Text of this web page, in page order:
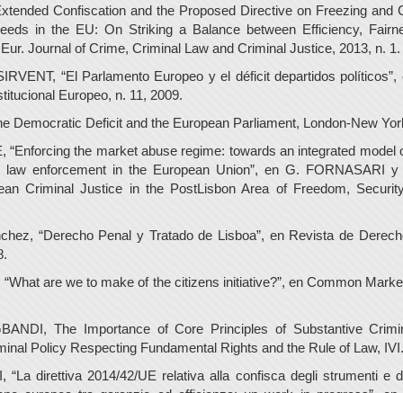
Confiscation and the Proposed Directive on Freezing and
in the EU: On Striking a Balance between Efficiency,
Journal of Crime, Criminal Law and Criminal Justice, 2013, n. 1.
“El Parlamento Europeo y el déficit departidos
Europeo, n. 11, 2009.
Democratic Deficit and the European Parliament, London-New
“Enforcing the market abuse regime: towards an integrated model
law enforcement in the European Union”, en G. FORNASARI
Criminal Justice in the PostLisbon Area of Freedom,
“Derecho Penal y Tratado de Lisboa”, en Revista de
are we to make of the citizens initiative?”, en Common
The Importance of Core Principles of Substantive
Policy Respecting Fundamental Rights and the Rule of Law, IVI.
“La direttiva 2014/42/UE relativa alla confisca degli strumenti e